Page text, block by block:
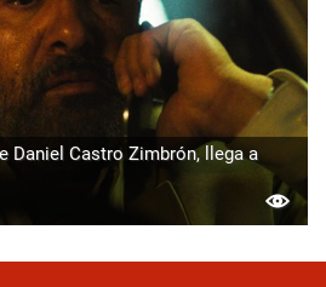
Daniel Castro Zimbrón, llega a